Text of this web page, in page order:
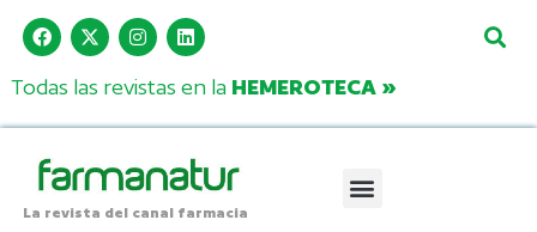
Todas las revistas en la HEMEROTECA »
La revista del canal farmacia